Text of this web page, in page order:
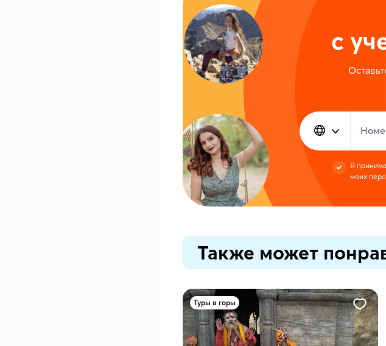
с
Я
моих
Также может
Туры в горы